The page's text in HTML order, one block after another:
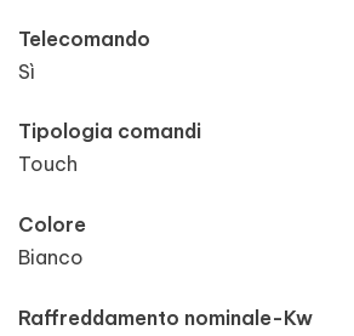
Telecomando
Sì
Tipologia comandi
Touch
Colore
Bianco
Raffreddamento nominale-Kw